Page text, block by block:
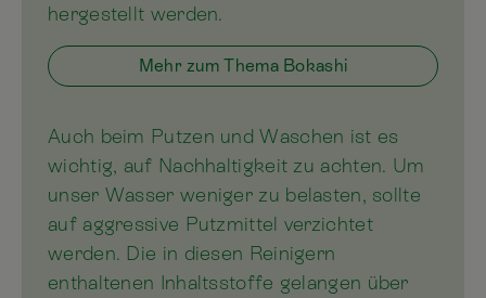
hergestellt werden.
Mehr zum Thema Bokashi
Auch beim Putzen und Waschen ist es
wichtig, auf Nachhaltigkeit zu achten. Um
unser Wasser weniger zu belasten, sollte
auf aggressive Putzmittel verzichtet
werden. Die in diesen Reinigern
enthaltenen Inhaltsstoffe gelangen über